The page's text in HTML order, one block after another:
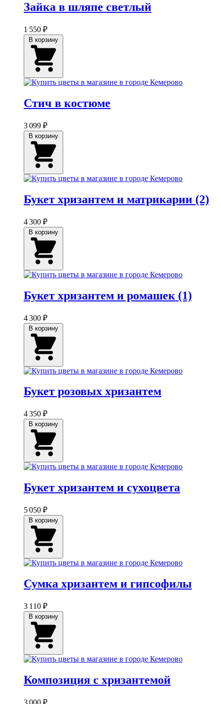
Зайка в шляпе светлый
1 550 ₽
Стич в костюме
3 099 ₽
Букет хризантем и матрикарии (2)
4 300 ₽
Букет хризантем и ромашек (1)
4 300 ₽
Букет розовых хризантем
4 350 ₽
Букет хризантем и сухоцвета
5 050 ₽
Сумка хризантем и гипсофилы
3 110 ₽
Композиция с хризантемой
3 000 ₽